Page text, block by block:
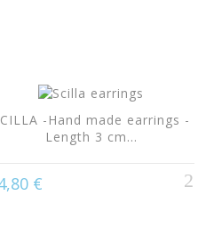
-Hand made earrings -
Length 3 cm...
€